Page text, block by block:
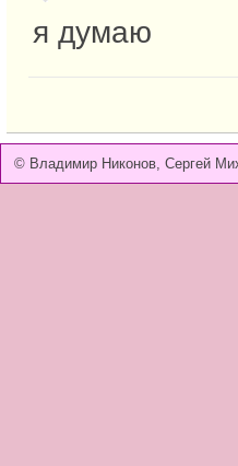
я думаю
© Владимир Никонов, Сергей